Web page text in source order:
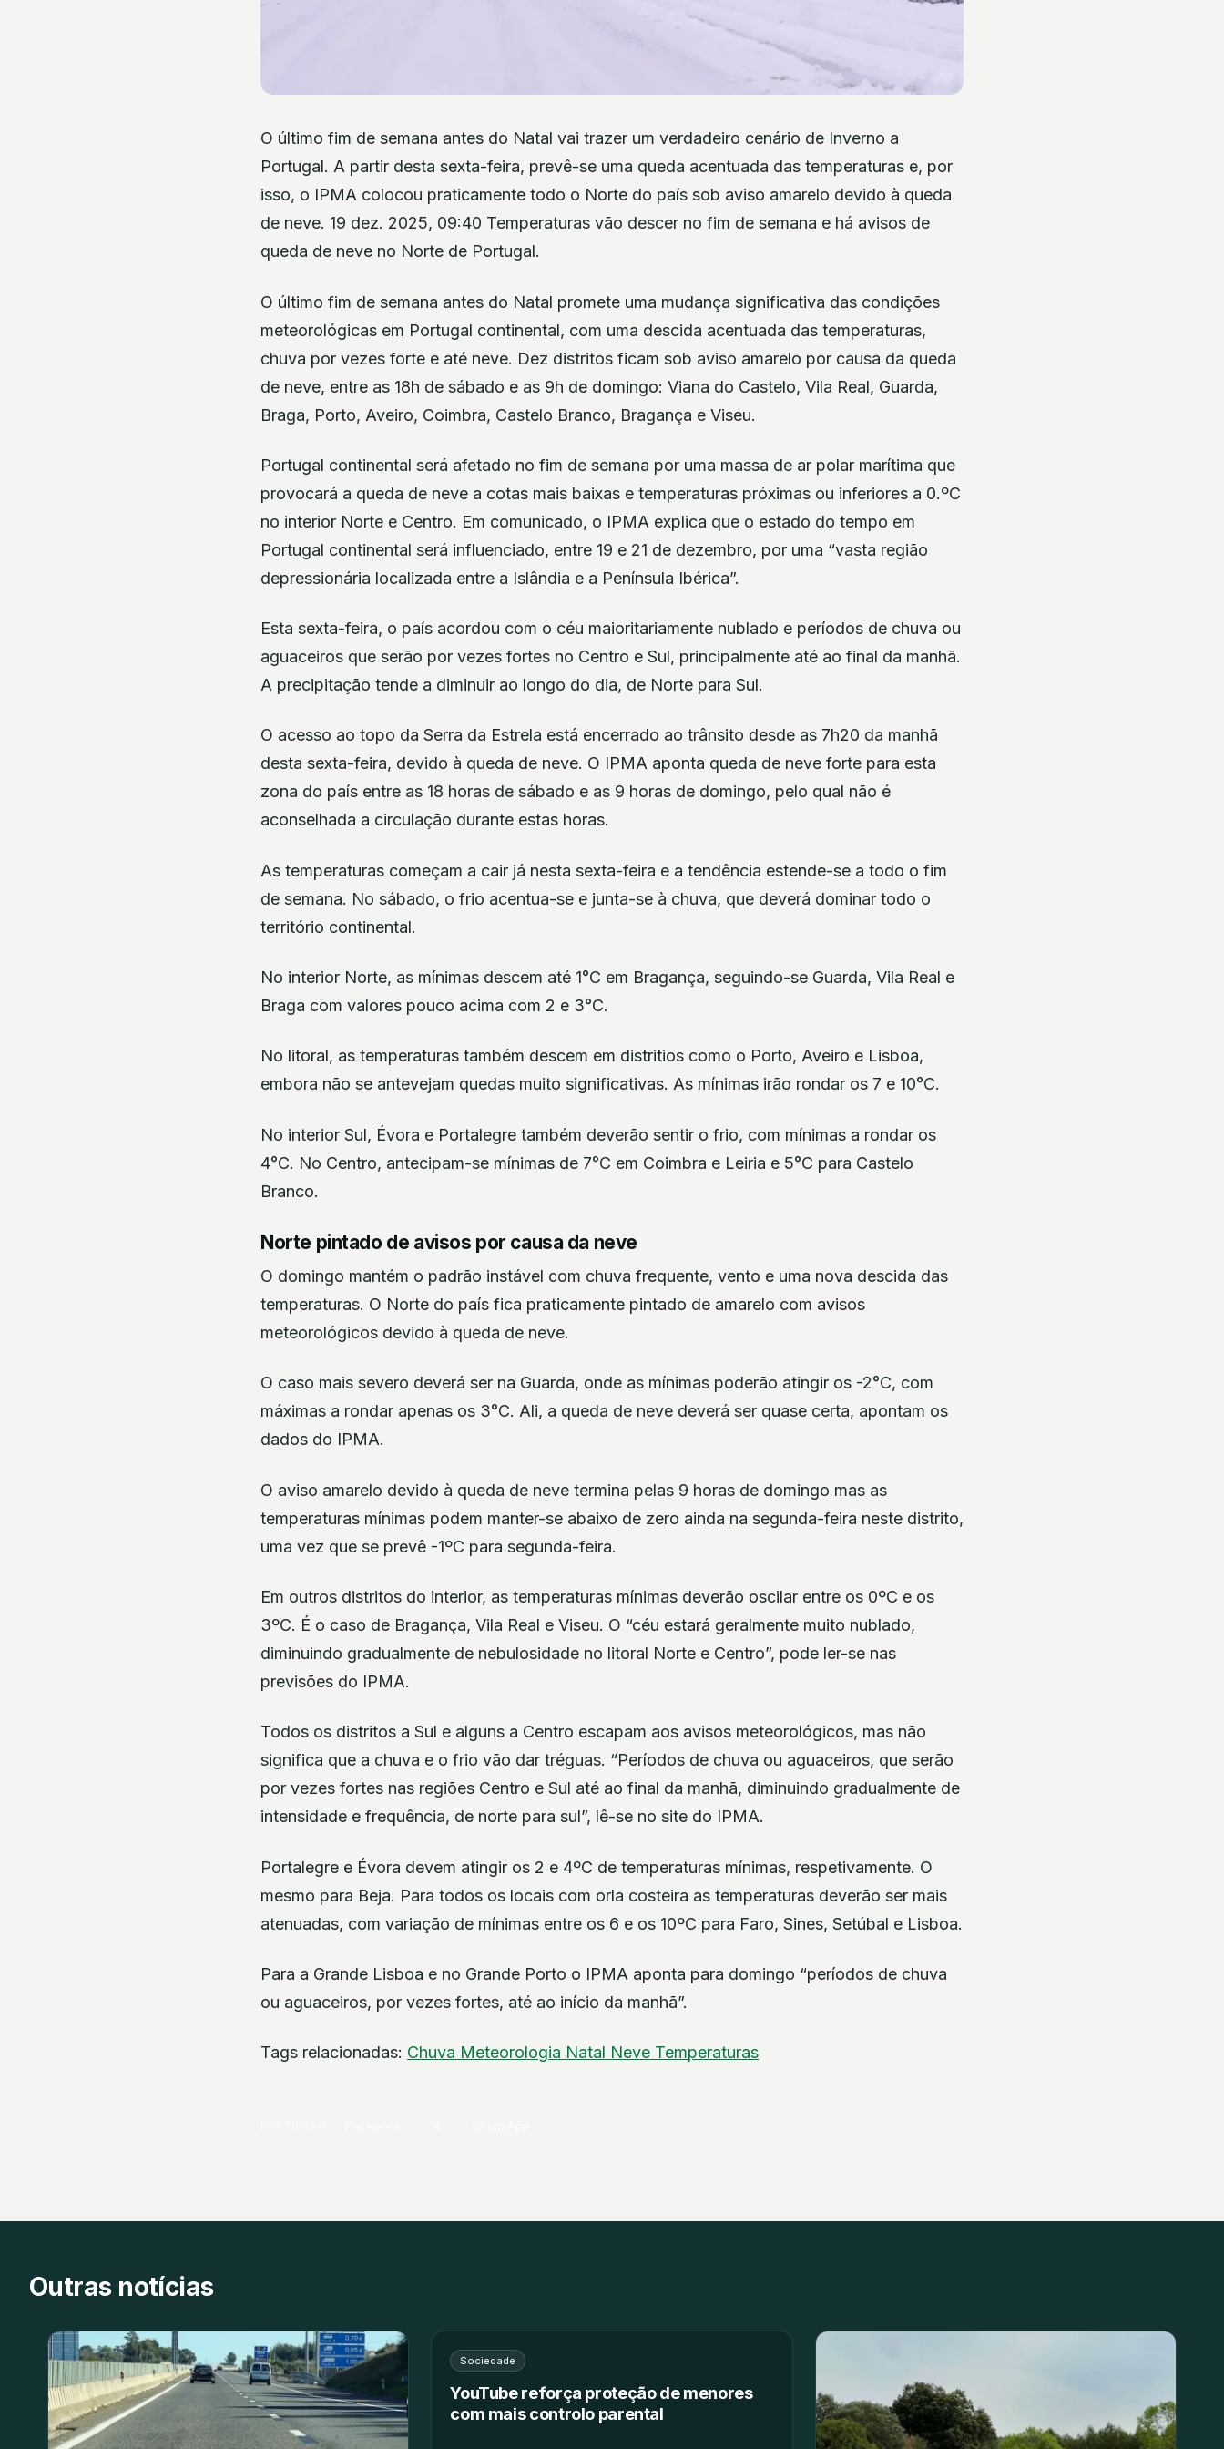
O último fim de semana antes do Natal vai trazer um verdadeiro cenário de Inverno a
Portugal. A partir desta sexta-feira, prevê-se uma queda acentuada das temperaturas e, por
isso, o IPMA colocou praticamente todo o Norte do país sob aviso amarelo devido à queda
de neve. 19 dez. 2025, 09:40 Temperaturas vão descer no fim de semana e há avisos de
queda de neve no Norte de Portugal.
O último fim de semana antes do Natal promete uma mudança significativa das condições
meteorológicas em Portugal continental, com uma descida acentuada das temperaturas,
chuva por vezes forte e até neve. Dez distritos ficam sob aviso amarelo por causa da queda
de neve, entre as 18h de sábado e as 9h de domingo: Viana do Castelo, Vila Real, Guarda,
Braga, Porto, Aveiro, Coimbra, Castelo Branco, Bragança e Viseu.
Portugal continental será afetado no fim de semana por uma massa de ar polar marítima que
provocará a queda de neve a cotas mais baixas e temperaturas próximas ou inferiores a 0.ºC
no interior Norte e Centro. Em comunicado, o IPMA explica que o estado do tempo em
Portugal continental será influenciado, entre 19 e 21 de dezembro, por uma “vasta região
depressionária localizada entre a Islândia e a Península Ibérica”.
Esta sexta-feira, o país acordou com o céu maioritariamente nublado e períodos de chuva ou
aguaceiros que serão por vezes fortes no Centro e Sul, principalmente até ao final da manhã.
A precipitação tende a diminuir ao longo do dia, de Norte para Sul.
O acesso ao topo da Serra da Estrela está encerrado ao trânsito desde as 7h20 da manhã
desta sexta-feira, devido à queda de neve. O IPMA aponta queda de neve forte para esta
zona do país entre as 18 horas de sábado e as 9 horas de domingo, pelo qual não é
aconselhada a circulação durante estas horas.
As temperaturas começam a cair já nesta sexta-feira e a tendência estende-se a todo o fim
de semana. No sábado, o frio acentua-se e junta-se à chuva, que deverá dominar todo o
território continental.
No interior Norte, as mínimas descem até 1°C em Bragança, seguindo-se Guarda, Vila Real e
Braga com valores pouco acima com 2 e 3°C.
No litoral, as temperaturas também descem em distritios como o Porto, Aveiro e Lisboa,
embora não se antevejam quedas muito significativas. As mínimas irão rondar os 7 e 10°C.
No interior Sul, Évora e Portalegre também deverão sentir o frio, com mínimas a rondar os
4°C. No Centro, antecipam-se mínimas de 7°C em Coimbra e Leiria e 5°C para Castelo
Branco.
Norte pintado de avisos por causa da neve
O domingo mantém o padrão instável com chuva frequente, vento e uma nova descida das
temperaturas. O Norte do país fica praticamente pintado de amarelo com avisos
meteorológicos devido à queda de neve.
O caso mais severo deverá ser na Guarda, onde as mínimas poderão atingir os -2°C, com
máximas a rondar apenas os 3°C. Ali, a queda de neve deverá ser quase certa, apontam os
dados do IPMA.
O aviso amarelo devido à queda de neve termina pelas 9 horas de domingo mas as
temperaturas mínimas podem manter-se abaixo de zero ainda na segunda-feira neste distrito,
uma vez que se prevê -1ºC para segunda-feira.
Em outros distritos do interior, as temperaturas mínimas deverão oscilar entre os 0ºC e os
3ºC. É o caso de Bragança, Vila Real e Viseu. O “céu estará geralmente muito nublado,
diminuindo gradualmente de nebulosidade no litoral Norte e Centro”, pode ler-se nas
previsões do IPMA.
Todos os distritos a Sul e alguns a Centro escapam aos avisos meteorológicos, mas não
significa que a chuva e o frio vão dar tréguas. “Períodos de chuva ou aguaceiros, que serão
por vezes fortes nas regiões Centro e Sul até ao final da manhã, diminuindo gradualmente de
intensidade e frequência, de norte para sul”, lê-se no site do IPMA.
Portalegre e Évora devem atingir os 2 e 4ºC de temperaturas mínimas, respetivamente. O
mesmo para Beja. Para todos os locais com orla costeira as temperaturas deverão ser mais
atenuadas, com variação de mínimas entre os 6 e os 10ºC para Faro, Sines, Setúbal e Lisboa.
Para a Grande Lisboa e no Grande Porto o IPMA aponta para domingo “períodos de chuva
ou aguaceiros, por vezes fortes, até ao início da manhã”.
Tags relacionadas: Chuva Meteorologia Natal Neve Temperaturas
Outras notícias
Sociedade
YouTube reforça proteção de menores
com mais controlo parental